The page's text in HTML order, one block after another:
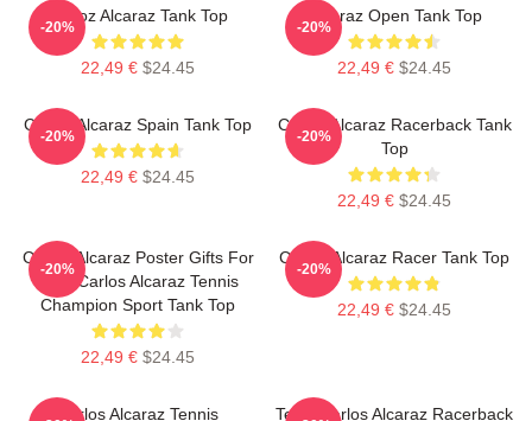
Carloz Alcaraz Tank Top
22,49 € $24.45
-20%
Alcaraz Open Tank Top
22,49 € $24.45
-20%
Carlos Alcaraz Spain Tank Top
22,49 € $24.45
-20%
Carlos Alcaraz Racerback Tank
Top
22,49 € $24.45
-20%
Carlos Alcaraz Poster Gifts For
Him, Carlos Alcaraz Tennis
Champion Sport Tank Top
22,49 € $24.45
-20%
Carlos Alcaraz Racer Tank Top
22,49 € $24.45
-20%
Carlos Alcaraz Tennis
Tenis Carlos Alcaraz Racerback